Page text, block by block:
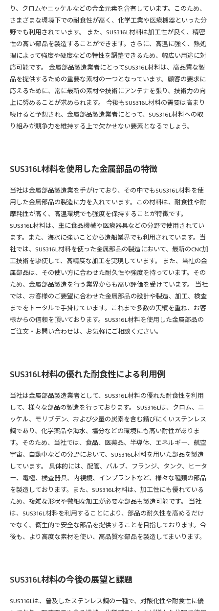
り、クロムやニッケルなどの合金元素を含有しています。このため、
さまざまな環境下での耐食性が高く、化学工業や医療機器といった分
野でも利用されています。 また、SUS316L材料は加工性が良く、精密
性の高い部品を製造することができます。さらに、高温に強く、熱処
理によって強度や硬度などの特性を調整できるため、幅広い用途に対
応可能です。 金属部品製造業者にとってSUS316L材料は、高品質な製
品を提供するための重要な素材の一つとなっています。顧客の要求に
応えるために、常に最新の素材や技術にアンテナを張り、技術力の向
上に努めることが求められます。 今後もSUS316L材料の需要は高まり
続けると予想され、金属部品製造業者にとって、SUS316L材料への取
り組みが競争力を維持する上で欠かせない要素となるでしょう。
SUS316L材料を使用した金属部品の特徴
当社は金属部品製造業を手がけており、その中でもSUS316L材料を使
用した金属部品の製造に力を入れています。この材料は、耐食性や耐
摩耗性が高く、高温環境でも強度を保持することが特徴です。
SUS316L材料は、主に食品機械や医療器具などの分野で使用されてい
ます。また、海水に強いことから造船業界でも利用されています。当
社では、SUS316L材料を使った金属部品の製造において、最新のCNC加
工技術を駆使して、高精度な加工を実現しています。 また、当社の金
属部品は、その使い方に合わせた耐久性や強度を持っています。その
ため、金属部品製造を行う業界からも高い評価を受けています。 当社
では、お客様のご要望に合わせた金属部品の設計や製造、加工、検査
までをトータルで手掛けています。これまで多数の実績を重ね、お客
様からの信頼を頂いております。SUS316L材料を使用した金属部品の
ご注文・お問い合わせは、お気軽にご相談ください。
SUS316L材料の優れた耐食性による利用例
当社は金属部品製造業者として、SUS316L材料の優れた耐食性を利用
して、様々な部品の製造を行っております。 SUS316Lは、クロム、ニ
ッケル、モリブデン、および少量の炭素を含む錆びにくいステンレス
鋼であり、化学薬品や海水、塩分などの環境にも高い耐性がありま
す。そのため、当社では、食品、医薬品、半導体、エネルギー、航空
宇宙、自動車などの分野において、SUS316L材料を用いた部品を製造
しています。 具体的には、配管、バルブ、フランジ、タンク、ヒータ
ー、電極、検査器具、内視鏡、インプラントなど、様々な種類の部品
を製造しております。また、SUS316L材料は、加工性にも優れている
ため、複雑な形状や微細な加工が必要な部品も製造可能です。 当社
は、SUS316L材料を利用することにより、部品の耐久性を高めるだけ
でなく、衛生的で安全な部品を提供することを目指しております。今
後も、より高度な素材を使い、高品質な部品を製造してまいります。
SUS316L材料の今後の展望と課題
SUS316Lは、普及したステンレス鋼の一種で、対酸化性や耐食性に優